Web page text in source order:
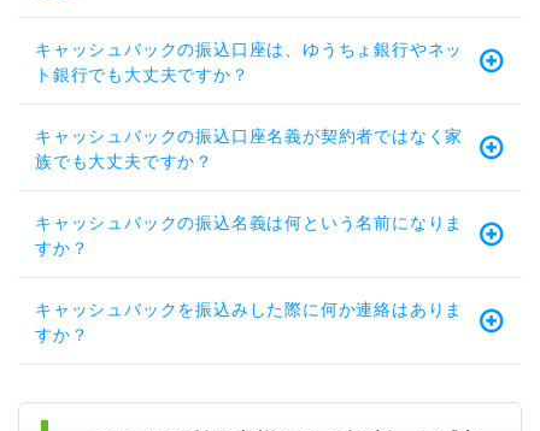
キャッシュバックの振込口座は、ゆうちょ銀行やネッ
ト銀行でも大丈夫ですか？
キャッシュバックの振込口座名義が契約者ではなく家
族でも大丈夫ですか？
キャッシュバックの振込名義は何という名前になりま
すか？
キャッシュバックを振込みした際に何か連絡はありま
すか？